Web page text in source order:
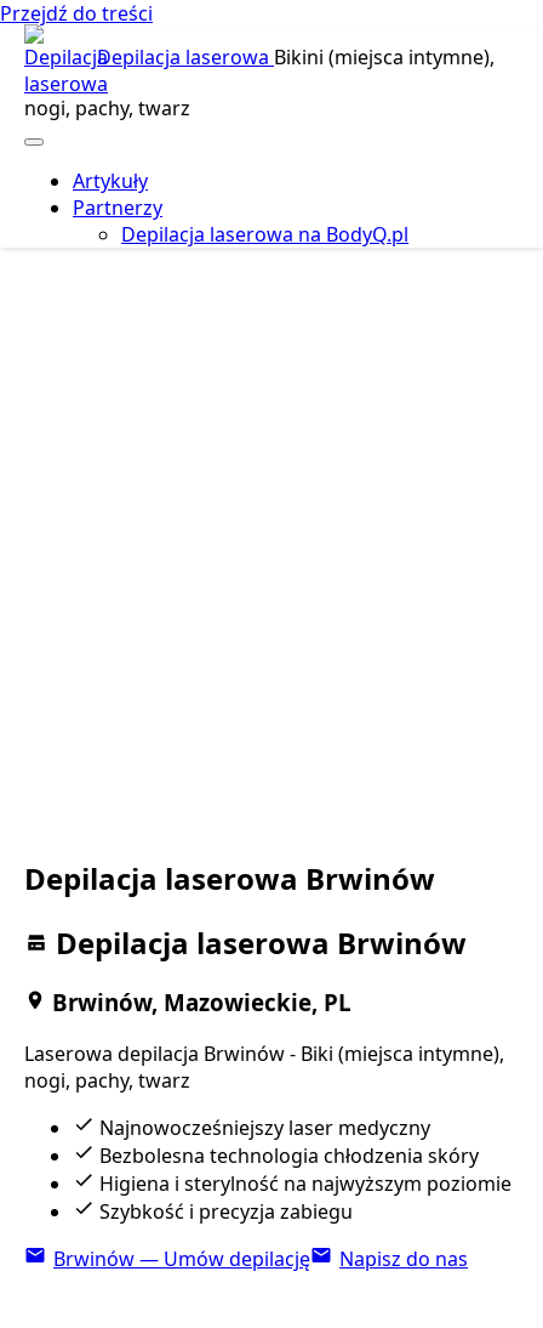
Przejdź do treści
Depilacja laserowa Bikini (miejsca intymne),
nogi, pachy, twarz
Artykuły
Partnerzy
Depilacja laserowa na BodyQ.pl
Depilacja laserowa Brwinów
Depilacja laserowa Brwinów
Brwinów, Mazowieckie, PL
Laserowa depilacja Brwinów - Biki (miejsca intymne),
nogi, pachy, twarz
Najnowocześniejszy laser medyczny
Bezbolesna technologia chłodzenia skóry
Higiena i sterylność na najwyższym poziomie
Szybkość i precyzja zabiegu
Brwinów — Umów depilację
Napisz do nas